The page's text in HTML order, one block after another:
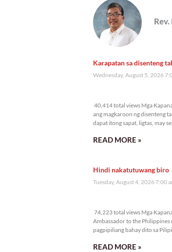
Karapatan sa disenteng
Wednesday, August 5, 2026
40,414 total views Mga
ang magkaroon ng disenteng
dapat itong sapat, ligtas, may
READ MORE »
Hindi nakatutuwang biro
Tuesday, August 4, 2026 7:00
74,223 total views Mga
Ambassador to the Philippines
pagpipiliang bahay dito sa
READ MORE »